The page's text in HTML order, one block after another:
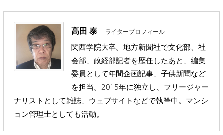
高田 泰 ライタープロフィール
関西学院大卒。地方新聞社で文化部、社
会部、政経部記者を歴任したあと、編集
委員として年間企画記事、子供新聞など
を担当。2015年に独立し、フリージャー
ナリストとして雑誌、ウェブサイトなどで執筆中。マンシ
ョン管理士としても活動。